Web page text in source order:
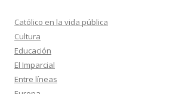
Católico en la vida pública
Cultura
Educación
El Imparcial
Entre líneas